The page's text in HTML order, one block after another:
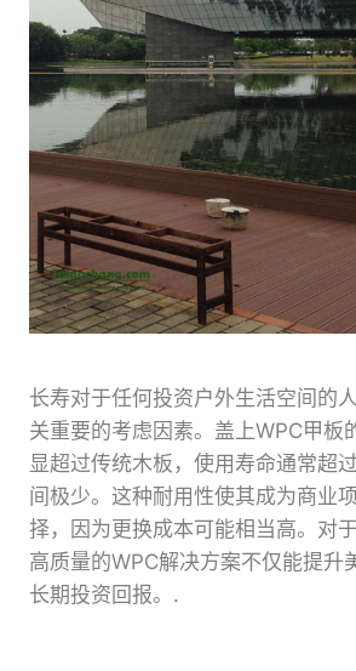
长寿对于任何投资户外生活空间的
关重要的考虑因素。盖上WPC甲板
显超过传统木板，使用寿命通常超
间极少。这种耐用性使其成为商业
择，因为更换成本可能相当高。对
高质量的WPC解决方案不仅能提升
长期投资回报。.